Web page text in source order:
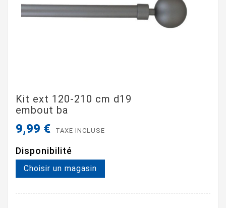
Kit ext 120-210 cm d19
embout ba
9,99 € TAXE INCLUSE
Disponibilité
Choisir un magasin